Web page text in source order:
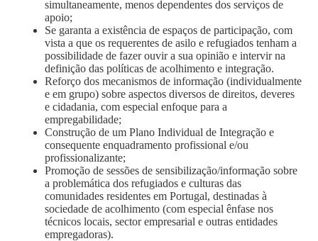
simultaneamente, menos dependentes dos serviços de
apoio;
Se garanta a existência de espaços de participação, com
vista a que os requerentes de asilo e refugiados tenham a
possibilidade de fazer ouvir a sua opinião e intervir na
definição das políticas de acolhimento e integração.
Reforço dos mecanismos de informação (individualmente
e em grupo) sobre aspectos diversos de direitos, deveres
e cidadania, com especial enfoque para a
empregabilidade;
Construção de um Plano Individual de Integração e
consequente enquadramento profissional e/ou
profissionalizante;
Promoção de sessões de sensibilização/informação sobre
a problemática dos refugiados e culturas das
comunidades residentes em Portugal, destinadas à
sociedade de acolhimento (com especial ênfase nos
técnicos locais, sector empresarial e outras entidades
empregadoras).